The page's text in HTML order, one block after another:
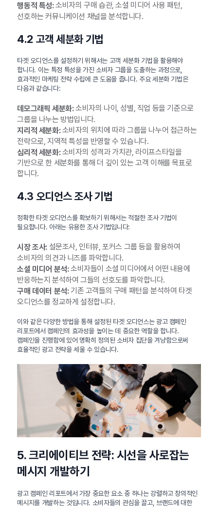
행동적 특성:소비자의 구매 습관, 소셜 미디어 사용 패턴,
선호하는 커뮤니케이션 채널을 분석합니다.
4.2 고객 세분화 기법
타겟 오디언스를 설정하기 위해서는 고객 세분화 기법을 활용해야
합니다. 이는 특정 특성을 가진 소비자 그룹을 도출하는 과정으로,
효과적인 마케팅 전략 수립에 큰 도움을 줍니다. 주요 세분화 기법은
다음과 같습니다:
데모그래픽 세분화:소비자의 나이, 성별, 직업 등을 기준으로
그룹을 나누는 방법입니다.
지리적 세분화:소비자의 위치에 따라 그룹을 나누어 접근하는
전략으로, 지역적 특성을 반영할 수 있습니다.
심리적 세분화:소비자의 성격과 가치관, 라이프스타일을
기반으로 한 세분화를 통해 더 깊이 있는 고객 이해를 목표로
합니다.
4.3 오디언스 조사 기법
정확한 타겟 오디언스를 확보하기 위해서는 적절한 조사 기법이
필요합니다. 아래는 유용한 조사 기법입니다:
시장 조사:설문조사, 인터뷰, 포커스 그룹 등을 활용하여
소비자의 의견과 니즈를 파악합니다.
소셜 미디어 분석:소비자들이 소셜 미디어에서 어떤 내용에
반응하는지 분석하여 그들의 선호도를 파악합니다.
구매 데이터 분석:기존 고객들의 구매 패턴을 분석하여 타겟
오디언스를 정교하게 설정합니다.
이와 같은 다양한 방법을 통해 설정된 타겟 오디언스는 광고 캠페인
리포트에서 캠페인의 효과성을 높이는 데 중요한 역할을 합니다.
캠페인을 진행함에 있어 명확히 정의된 소비자 집단을 겨냥함으로써
효율적인 광고 전략을 세울 수 있습니다.
5. 크리에이티브 전략: 시선을 사로잡는
메시지 개발하기
광고 캠페인 리포트에서 가장 중요한 요소 중 하나는 강렬하고 창의적인
메시지를 개발하는 것입니다. 소비자들의 관심을 끌고, 브랜드에 대한